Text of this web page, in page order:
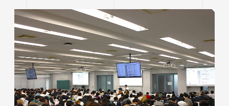
交通アクセス
キャンパスマップ・施設紹介
大学施設の貸出について
大学広報・報道関係
短期大学部
Webシラバス科目一覧
性の多様性についての基本方針
ハラスメントに関する相談
生活支援
スクールバス
卒業生及び就職先アンケートについて
卒業生の就職支援について
人事採用ご担当の方へ
学内研究費
研究倫理審査
社会連携
地域連携・研究推進センター
奨学金
海外派遣の安全対策
四天王寺大学同窓会
ハルカス大学
学生ポータルサイト
各種証明書の申請
四天王寺大学公式SNS
LINE Instagram YouTube X Facebook